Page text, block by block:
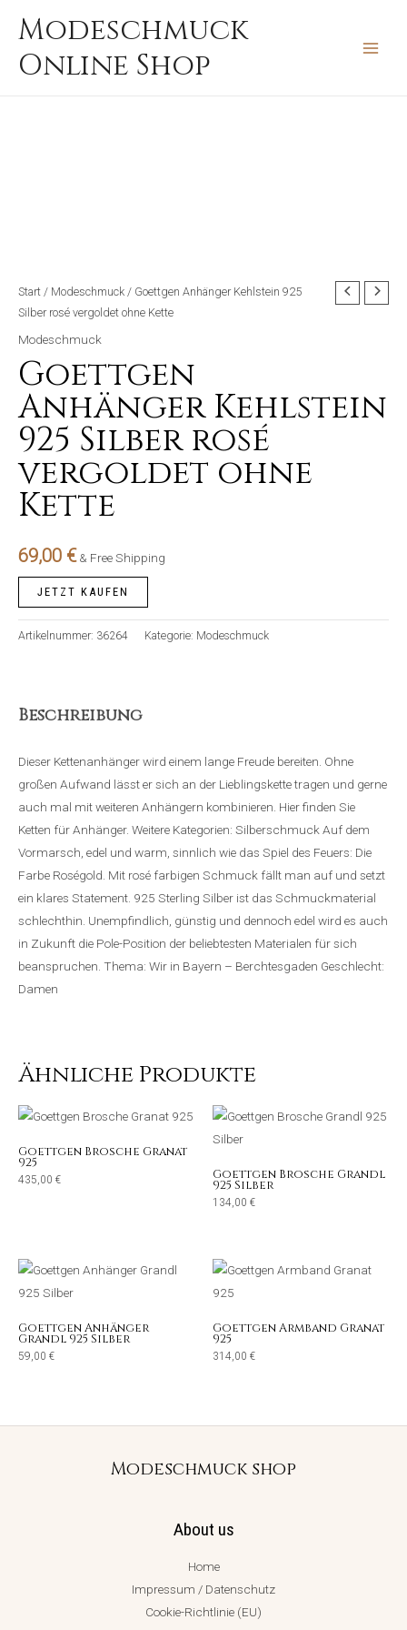
Inhalt
springen
Modeschmuck
Online Shop
Start / Modeschmuck / Goettgen Anhänger Kehlstein 925
Silber rosé vergoldet ohne Kette
Modeschmuck
Goettgen
Anhänger Kehlstein
925 Silber rosé
vergoldet ohne
Kette
69,00 € & Free Shipping
JETZT KAUFEN
Artikelnummer: 36264 Kategorie: Modeschmuck
Beschreibung
Dieser Kettenanhänger wird einem lange Freude bereiten. Ohne
großen Aufwand lässt er sich an der Lieblingskette tragen und gerne
auch mal mit weiteren Anhängern kombinieren. Hier finden Sie
Ketten für Anhänger. Weitere Kategorien: Silberschmuck Auf dem
Vormarsch, edel und warm, sinnlich wie das Spiel des Feuers: Die
Farbe Roségold. Mit rosé farbigen Schmuck fällt man auf und setzt
ein klares Statement. 925 Sterling Silber ist das Schmuckmaterial
schlechthin. Unempfindlich, günstig und dennoch edel wird es auch
in Zukunft die Pole-Position der beliebtesten Materialen für sich
beanspruchen. Thema: Wir in Bayern – Berchtesgaden Geschlecht:
Damen
Ähnliche Produkte
Goettgen Brosche Granat
925
435,00 € Goettgen Brosche Grandl
925 Silber
134,00 €
Goettgen Anhänger
Grandl 925 Silber
59,00 €
Goettgen Armband Granat
925
314,00 €
Modeschmuck shop
About us
Home
Impressum / Datenschutz
Cookie-Richtlinie (EU)